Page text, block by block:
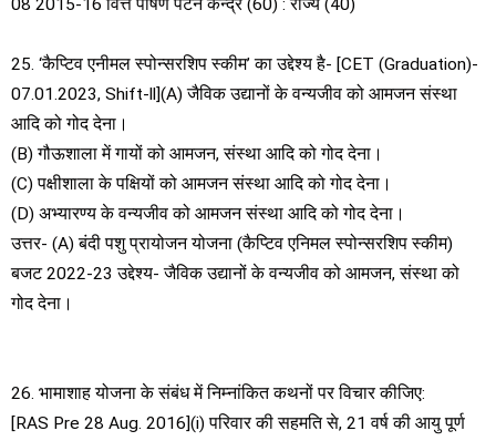
25. ‘कैप्टिव एनीमल स्पोन्सरशिप स्कीम’ का उद्देश्य है- [CET (Graduation)-
07.01.2023, Shift-ll](A) जैविक उद्यानों के वन्यजीव को आमजन संस्था
आदि को गोद देना।
(B) गौऊशाला में गायों को आमजन, संस्था आदि को गोद देना।
(C) पक्षीशाला के पक्षियों को आमजन संस्था आदि को गोद देना।
(D) अभ्यारण्य के वन्यजीव को आमजन संस्था आदि को गोद देना।
उत्तर- (A) बंदी पशु प्रायोजन योजना (कैप्टिव एनिमल स्पोन्सरशिप स्कीम)
बजट 2022-23 उद्देश्य- जैविक उद्यानों के वन्यजीव को आमजन, संस्था को
गोद देना।
26. भामाशाह योजना के संबंध में निम्नांकित कथनों पर विचार कीजिए:
[RAS Pre 28 Aug. 2016](i) परिवार की सहमति से, 21 वर्ष की आयु पूर्ण